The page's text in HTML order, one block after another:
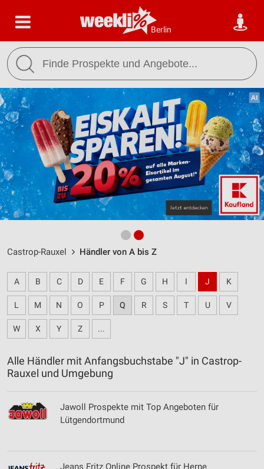
Berlin
Castrop-Rauxel Händler von A bis Z
A B C D E F G H I J K
L M N O P Q R S T U V
W X Y Z ...
Alle Händler mit Anfangsbuchstabe "J" in Castrop-
Rauxel und Umgebung
Jawoll Prospekte mit Top Angeboten für
Lütgendortmund
Jeans Fritz Online Prospekt für Herne